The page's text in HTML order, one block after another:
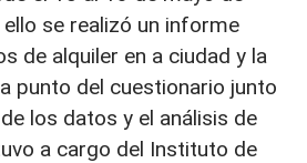
se realizó un informe
de alquiler en a ciudad y la
punto del cuestionario junto
los datos y el análisis de
a cargo del Instituto de